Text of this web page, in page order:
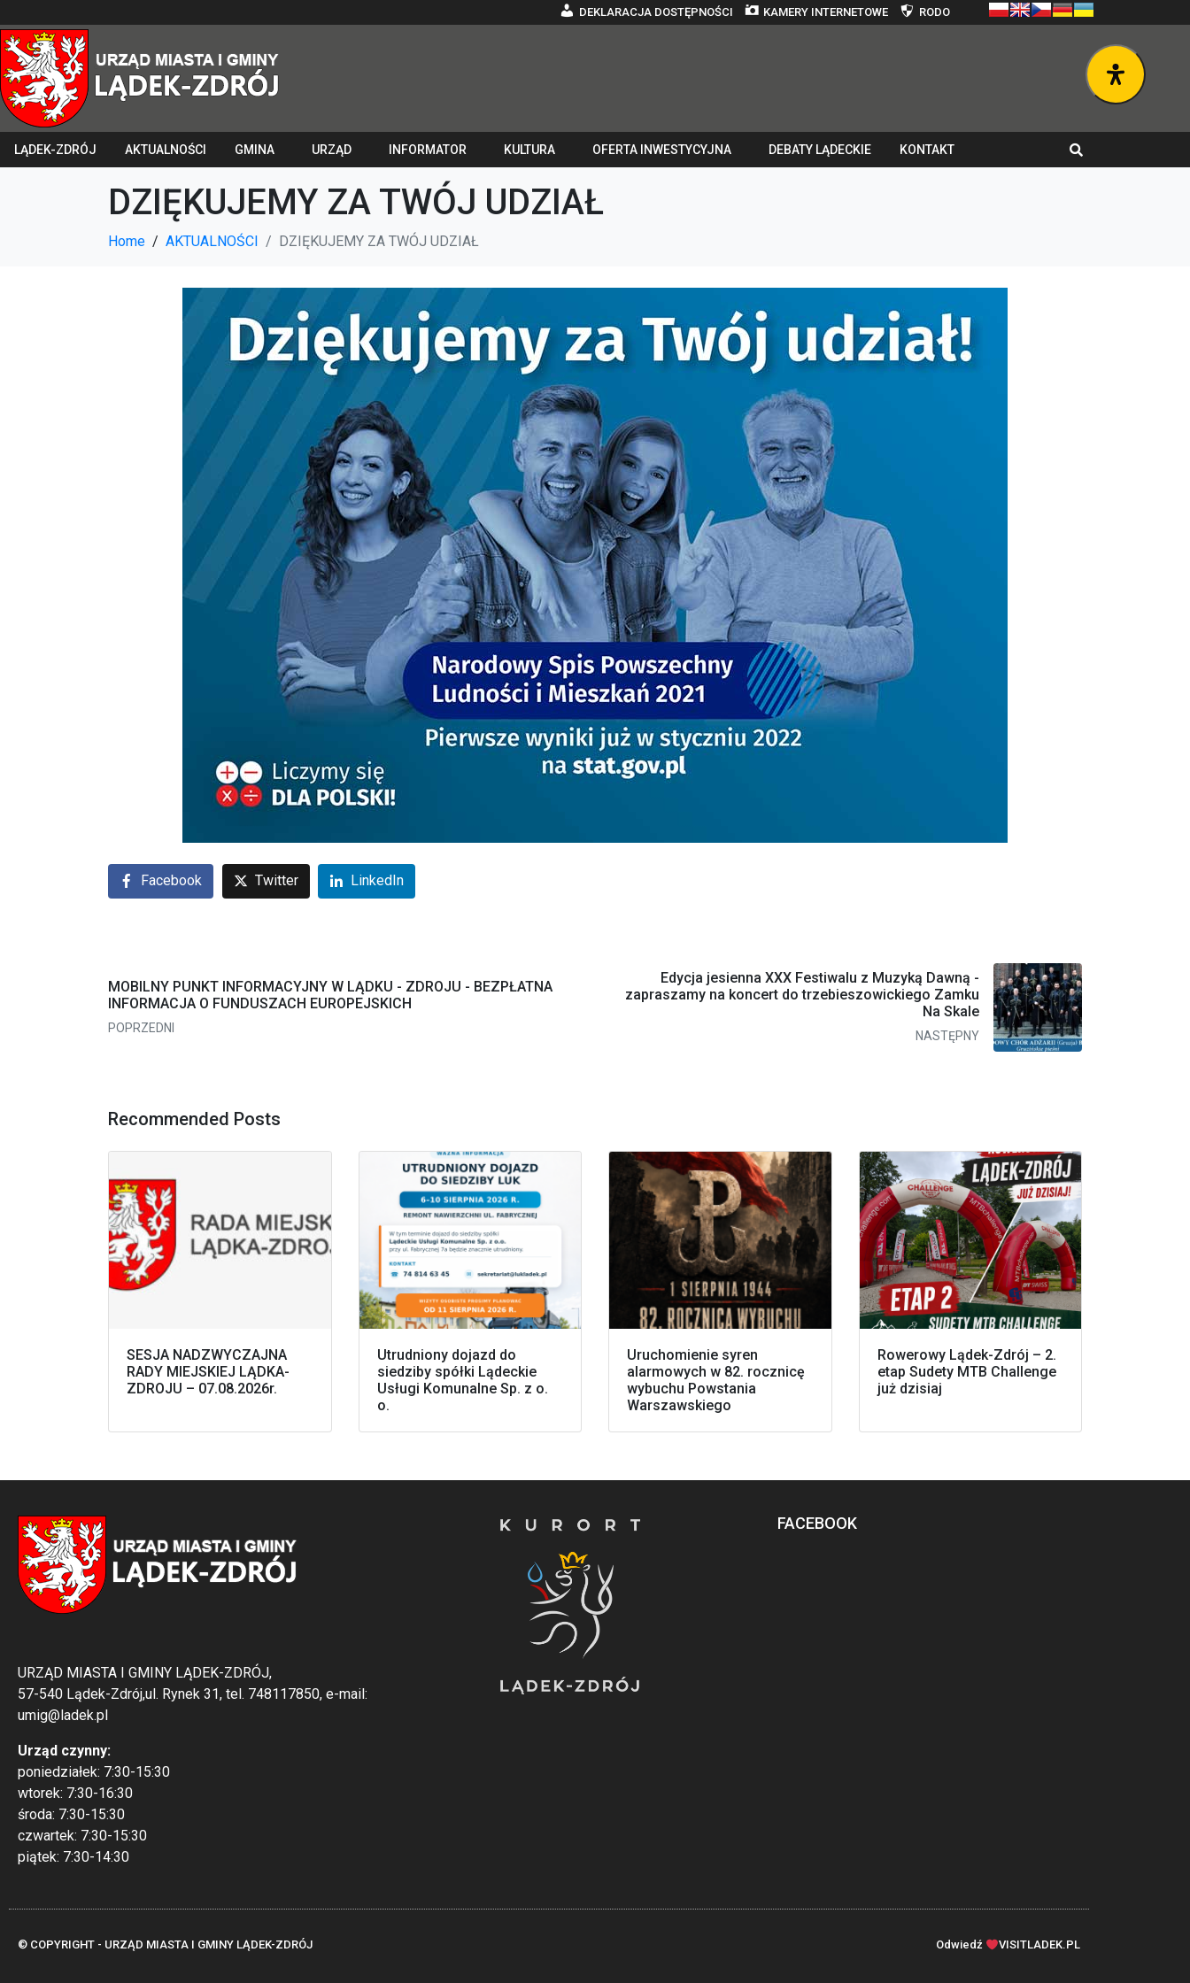
DEKLARACJA DOSTĘPNOŚCI KAMERY INTERNETOWE RODO
LĄDEK-ZDRÓJ AKTUALNOŚCI GMINA URZĄD INFORMATOR KULTURA OFERTA INWESTYCYJNA DEBATY LĄDECKIE KONTAKT
DZIĘKUJEMY ZA TWÓJ UDZIAŁ
Home AKTUALNOŚCI DZIĘKUJEMY ZA TWÓJ UDZIAŁ
Facebook Twitter LinkedIn
MOBILNY PUNKT INFORMACYJNY W LĄDKU - ZDROJU - BEZPŁATNA
INFORMACJA O FUNDUSZACH EUROPEJSKICH
POPRZEDNI
Edycja jesienna XXX Festiwalu z Muzyką Dawną -
zapraszamy na koncert do trzebieszowickiego Zamku
Na Skale
NASTĘPNY
Recommended Posts
SESJA NADZWYCZAJNA
RADY MIEJSKIEJ LĄDKA-
ZDROJU – 07.08.2026r.
Utrudniony dojazd do
siedziby spółki Lądeckie
Usługi Komunalne Sp. z o.
o.
Uruchomienie syren
alarmowych w 82. rocznicę
wybuchu Powstania
Warszawskiego
Rowerowy Lądek-Zdrój – 2.
etap Sudety MTB Challenge
już dzisiaj
URZĄD MIASTA I GMINY LĄDEK-ZDRÓJ,
57-540 Lądek-Zdrój,ul. Rynek 31, tel. 748117850, e-mail:
umig@ladek.pl
Urząd czynny:
poniedziałek: 7:30-15:30
wtorek: 7:30-16:30
środa: 7:30-15:30
czwartek: 7:30-15:30
piątek: 7:30-14:30
While its production in steel has been discontinued (replaced by the
Ref. 5811 in white gold), its legacy cements its status. It is
recommended for the collector seeking the absolute apex of iconic,
FACEBOOK
© COPYRIGHT - URZĄD MIASTA I GMINY LĄDEK-ZDRÓJ Odwiedź VISITLADEK.PL